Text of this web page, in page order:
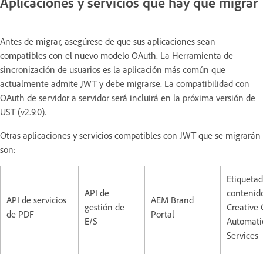
Antes de migrar, asegúrese de que sus aplicaciones sean
compatibles con el nuevo modelo OAuth. La Herramienta de
sincronización de usuarios es la aplicación más común que
actualmente admite JWT y debe migrarse. La compatibilidad con
OAuth de servidor a servidor será incluirá en la próxima versión de
UST (v2.9.0).
Otras aplicaciones y servicios compatibles con JWT que se migrarán
son:
API de servicios
de PDF
API de
gestión de
E/S
AEM Brand
Portal
Creative
Services